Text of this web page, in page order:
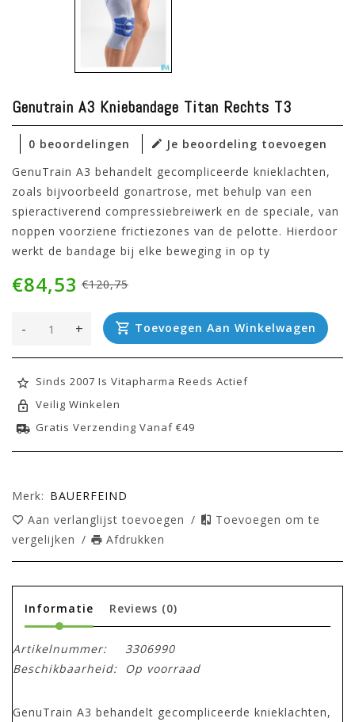
Genutrain A3 Kniebandage Titan Rechts T3
0 beoordelingen
Je beoordeling toevoegen
GenuTrain A3 behandelt gecompliceerde knieklachten,
zoals bijvoorbeeld gonartrose, met behulp van een
spieractiverend compressiebreiwerk en de speciale, van
noppen voorziene frictiezones van de pelotte. Hierdoor
werkt de bandage bij elke beweging in op ty
€120,75
€84,53
+
- Toevoegen Aan Winkelwagen
Sinds 2007 Is Vitapharma Reeds Actief
Veilig Winkelen
Gratis Verzending Vanaf €49
Merk: BAUERFEIND
Aan verlanglijst toevoegen /
Toevoegen om te
vergelijken / Afdrukken
Informatie Reviews (0)
Artikelnummer:
3306990
Beschikbaarheid:
Op voorraad
GenuTrain A3 behandelt gecompliceerde knieklachten,